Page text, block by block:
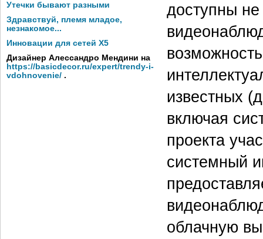
Утечки бывают разными
Здравствуй, племя младое,
незнакомое...
Инновации для сетей X5
Дизайнер Алессандро Мендини на
https://basicdecor.ru/expert/trendy-i-
vdohnovenie/ .
доступны
известных
включая
проекта
системный
облачную